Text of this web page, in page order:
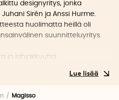
designyritys, jonka
Sirén ja Anssi Hurme.
huolimatta heillä oli
suunnitteluyritys.
ja lahjakkuutta
keskustelunaiheista oli
Magisso